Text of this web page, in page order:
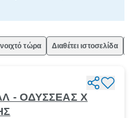
τώρα Διαθέτει ιστοσελίδα
- ΟΔΥΣΣΕΑΣ Χ